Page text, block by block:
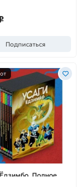
Подписаться
Полное